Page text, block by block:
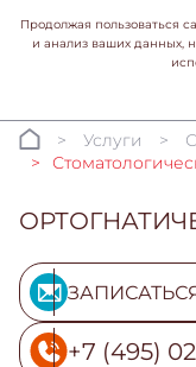
Услуги
+7 (495)
Продолжая пользоваться
и анализ ваших данных,